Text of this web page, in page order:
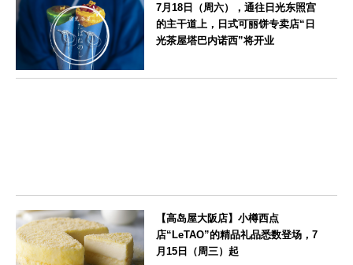
7月18日（周六），通往日光东照宫
的主干道上，日式可丽饼专卖店“日
光茶屋塔巴内诺西”将开业
【高岛屋大阪店】小樽西点
店“LeTAO”的精品礼品悉数登场，7
月15日（周三）起